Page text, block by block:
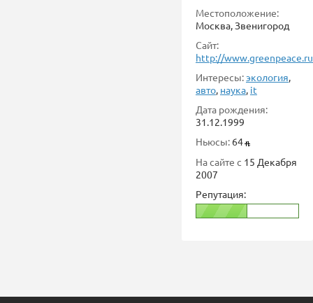
Местоположение:
Москва, Звенигород
Сайт:
http://www.greenpeace.ru
Интересы:экология,
авто, наука, it
Дата рождения:
31.12.1999
Ньюсы: 64
На сайте с 15 Декабря
2007
Репутация: